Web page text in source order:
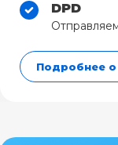
DPD
Подробнее о